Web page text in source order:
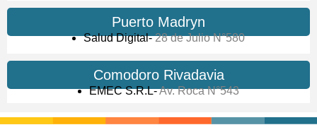
Puerto Madryn
Salud Digital-28 de Julio N°580
Comodoro Rivadavia
EMEC S.R.L-Av. Roca N°543